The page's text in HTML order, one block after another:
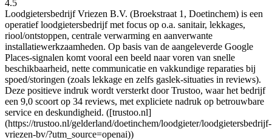
4.5
Loodgietersbedrijf Vriezen B.V. (Broekstraat 1, Doetinchem) is een
operatief loodgietersbedrijf met focus op o.a. sanitair, lekkages,
riool/ontstoppen, centrale verwarming en aanverwante
installatiewerkzaamheden. Op basis van de aangeleverde Google
Places-signalen komt vooral een beeld naar voren van snelle
beschikbaarheid, nette communicatie en vakkundige reparaties bij
spoed/storingen (zoals lekkage en zelfs gaslek-situaties in reviews).
Deze positieve indruk wordt versterkt door Trustoo, waar het bedrijf
een 9,0 scoort op 34 reviews, met expliciete nadruk op betrouwbare
service en deskundigheid. ([trustoo.nl]
(https://trustoo.nl/gelderland/doetinchem/loodgieter/loodgietersbedrijf-
vriezen-bv/?utm_source=openai))